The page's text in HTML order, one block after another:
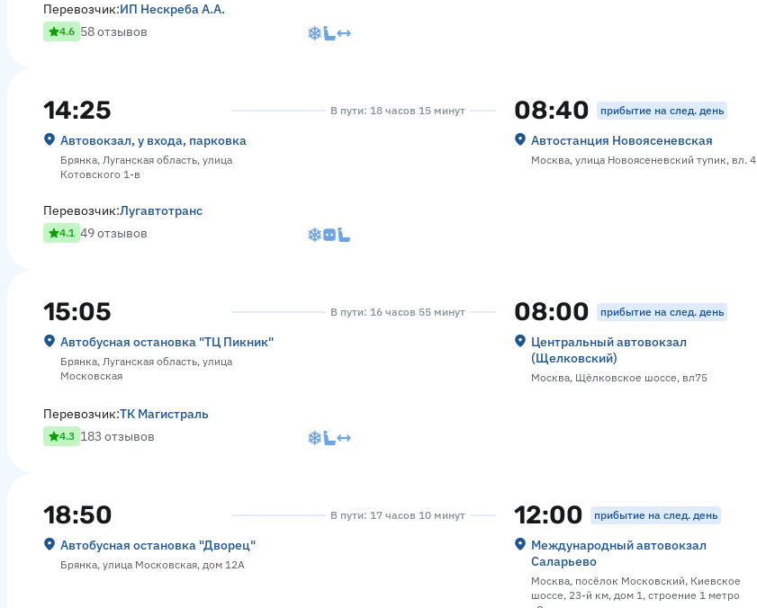
Перевозчик:ИП Нескреба А.А.
4.6 58 отзывов
14:25
Автовокзал, у входа, парковка
Брянка, Луганская область, улица
Котовского 1-в
В пути: 18 часов 15 минут 08:40 прибытие на след. день
Автостанция Новоясеневская
Москва, улица Новоясеневский тупик, вл. 4
Перевозчик:Лугавтотранс
4.1 49 отзывов
15:05
Автобусная остановка "ТЦ Пикник"
Брянка, Луганская область, улица
Московская
В пути: 16 часов 55 минут 08:00 прибытие на след. день
Центральный автовокзал
(Щелковский)
Москва, Щёлковское шоссе, вл75
Перевозчик:ТК Магистраль
4.3 183 отзывов
18:50
Автобусная остановка "Дворец"
Брянка, улица Московская, дом 12А
В пути: 17 часов 10 минут 12:00 прибытие на след. день
Международный автовокзал
Саларьево
Москва, посёлок Московский, Киевское
шоссе, 23-й км, дом 1, строение 1 метро